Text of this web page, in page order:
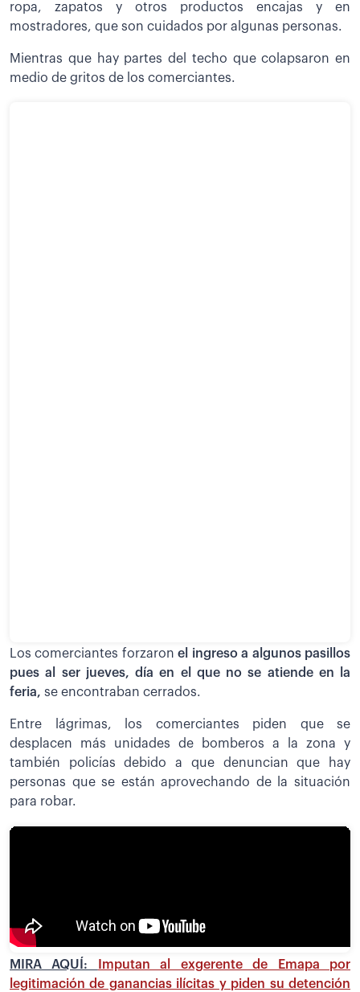
ropa, zapatos y otros productos encajas y en
mostradores, que son cuidados por algunas personas.
Mientras que hay partes del techo que colapsaron en
medio de gritos de los comerciantes.
Los comerciantes forzaronel ingreso a algunos pasillos
pues al ser jueves, día en el que no se atiende en la
feria, se encontraban cerrados.
Entre lágrimas, los comerciantes piden que se
desplacen más unidades de bomberos a la zona y
también policías debido a que denuncian que hay
personas que se están aprovechando de la situación
para robar.
MIRA AQUÍ:
Imputan al exgerente de Emapa por
legitimación de ganancias ilícitas y piden su detención